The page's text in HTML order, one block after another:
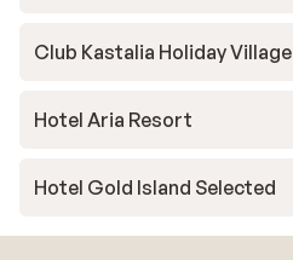
Club Kastalia Holiday Village
Hotel Aria Resort
Hotel Gold Island Selected